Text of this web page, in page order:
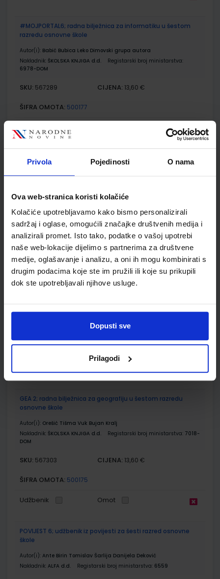
Privola Pojedinosti O nama
Ova web-stranica koristi kolačiće
Kolačiće upotrebljavamo kako bismo personalizirali
sadržaj i oglase, omogućili značajke društvenih medija i
analizirali promet. Isto tako, podatke o vašoj upotrebi
naše web-lokacije dijelimo s partnerima za društvene
medije, oglašavanje i analizu, a oni ih mogu kombinirati s
drugim podacima koje ste im pružili ili koje su prikupili
dok ste upotrebljavali njihove usluge.
Dopusti sve
Prilagodi
#MOJPORTAL6; radna bilježnica za informatiku u šestom
razredu osnovne škole
Autor(i): Babić Bubica Leko Dimovski grupa autora
Nakladnik: ŠKOLSKA KNJIGA d.d.
Registarski broj ministarstva:
6978-DOM
SKU: 567289 CIJENA: 13,60 €
ŠIFRA OMOTA: 500177
PRIRODA 6; udžbenik iz prirode za 6. razred osnovne škole
Autor(i):Agić Grbeš Karakaš Lopac Groš Meštrović
ŠIFRA OMOTA: 500261
Udžbenik Omot
GEA 2; udžbenik geografije s dodatnim digitalnim
sadržajima u šestom razredu osnovne škole
CIJENA:11,08 €
ŠIFRA OMOTA:500175
GEA 2; radna bilježnica za geografiju u šestom razredu
osnovne škole
Autor(i): Orešić Tišma Vuk Bujan Kralj
Nakladnik: ŠKOLSKA KNJIGA d.d. Registarski broj ministarstva: 7018-
DOM
SKU: 567303 CIJENA: 13,60 €
ŠIFRA OMOTA: 500175
Udžbenik Omot
POVIJEST 6; udžbenik iz povijesti za šesti razred osnovne
škole
Autor(i): Ante Birin Tomislav Šarlija Danijela Deković
Nakladnik: ALFA d.d. Registarski broj ministarstva: 6559